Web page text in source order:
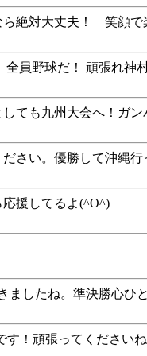
ら絶対大丈夫！ 笑顔
員野球だ！ 頑張れ神村
ても九州大会へ！ガン
さい。優勝して沖縄
援してるよ(^O^)
したね。準決勝心ひ
す！頑張ってください